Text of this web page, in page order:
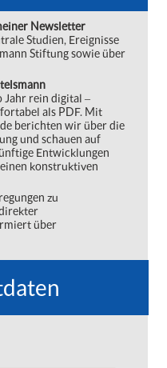
Newsletter
Studien, Ereignisse
Stiftung sowie über
Jahr rein digital ‒
als PDF. Mit
berichten wir über die
und schauen auf
Entwicklungen
konstruktiven
zu
über